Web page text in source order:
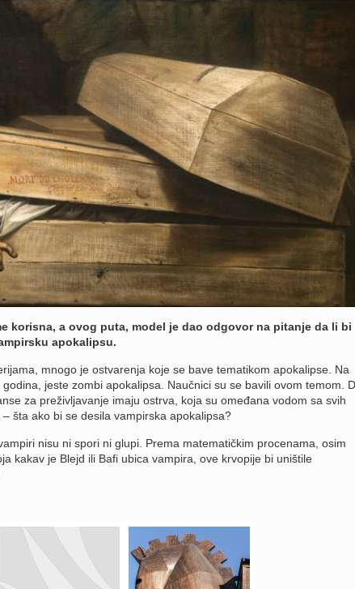
korisna, a ovog puta, model je dao odgovor na pitanje da li bi
apokalipsu.
mnogo je ostvarenja koje se bave tematikom apokalipse. Na
jeste zombi apokalipsa. Naučnici su se bavili ovom temom.
za preživljavanje imaju ostrva, koja su omeđana vodom sa svih
šta ako bi se desila vampirska apokalipsa?
nisu ni spori ni glupi. Prema matematičkim procenama, osim
kakav je Blejd ili Bafi ubica vampira, ove krvopije bi uništile